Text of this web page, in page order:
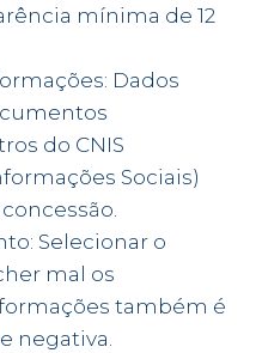
mínima de 12
Dados
do CNIS
Sociais)
Selecionar o
mal os
também é
negativa.